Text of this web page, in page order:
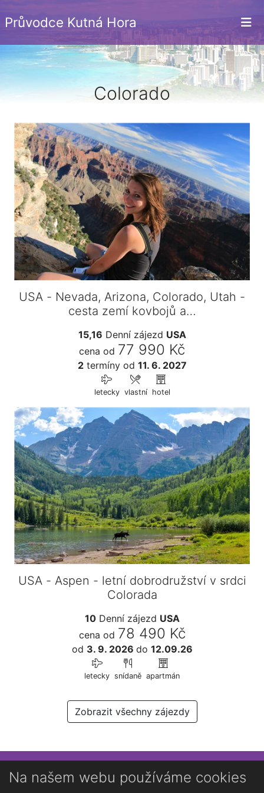
Průvodce Kutná Hora
Colorado
USA - Nevada, Arizona, Colorado, Utah -
cesta zemí kovbojů a…
15,16 Denní zájezd USA
cena od 77 990 Kč
2termínyod 11. 6. 2027
letecky vlastní hotel
USA - Aspen - letní dobrodružství v srdci
Colorada
10Denní zájezd USA
cena od 78 490 Kč
od 3. 9. 2026 do 12.09.26
letecky snídaně apartmán
Zobrazit všechny zájezdy
Přihlaste se k newsletteru
Chcete dostávat občasné novinky o Kutné Hoře?
Na našem webu používáme cookies